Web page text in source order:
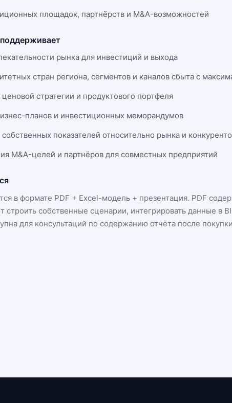
площадок, партнёрств и M&A-возможностей
рынка для инвестиций и выхода
стран региона, сегментов и каналов сбыта с
стратегии и продуктового портфеля
планов и инвестиционных меморандумов
показателей относительно рынка и
M&A-целей и партнёров для совместных предприятий
в формате PDF + Excel-модель + презентация. PDF
строить собственные сценарии, интегрировать данные
для консультаций по содержанию отчёта после